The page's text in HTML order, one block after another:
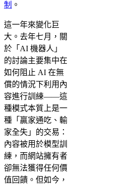
制 。
這一年來變化巨
大。去年七月，關
於「AI 機器人」
的討論主要集中在
如何阻止 AI 在無
償的情況下利用內
容進行訓練——這
種模式本質上是一
種「贏家通吃、輸
家全失」的交易：
內容被用於模型訓
練，而網站擁有者
卻無法獲得任何價
值回饋。但如今，